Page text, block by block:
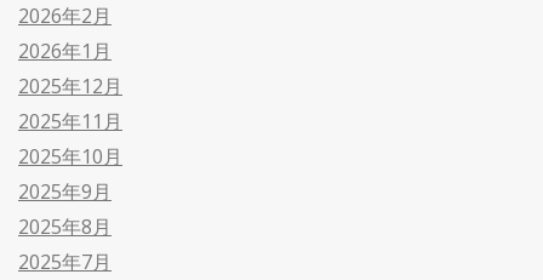
2026年2月
2026年1月
2025年12月
2025年11月
2025年10月
2025年9月
2025年8月
2025年7月